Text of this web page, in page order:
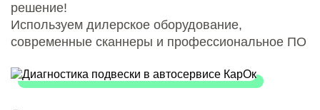
решение!
Используем дилерское оборудование,
современные сканнеры и профессиональное ПО